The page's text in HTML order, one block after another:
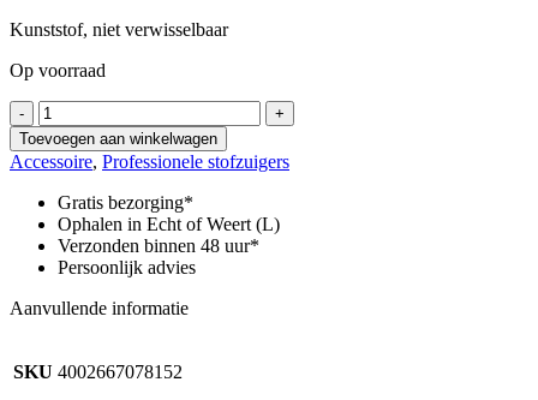
Kunststof, niet verwisselbaar
Op voorraad
-
Spleetzuigmond,
NT,
unieke
aansluiting
Z22,
DN
40,
kunststof,
mm
+
Toevoegen aan winkelwagen
Accessoire, Professionele stofzuigers
Gratis bezorging*
Ophalen in Echt of Weert (L)
Verzonden binnen 48 uur*
Persoonlijk advies
Aanvullende informatie
SKU 4002667078152